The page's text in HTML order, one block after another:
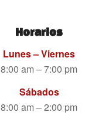
Horarios
Lunes – Viernes
8:00 am – 7:00 pm
Sábados
8:00 am – 2:00 pm